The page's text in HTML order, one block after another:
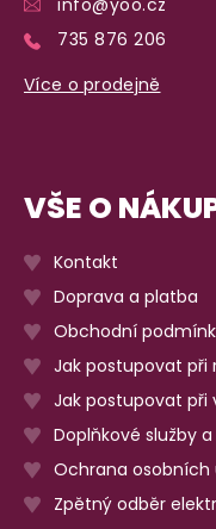
735 876 206
Více o prodejně
VŠE O
Kontakt
Doprava a platba
Obchodní
Jak postupovat při
Jak postupovat při
Doplňkové služby
Ochrana osobních
Zpětný odběr